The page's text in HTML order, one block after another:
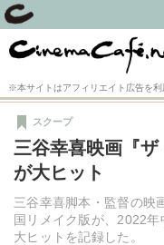
※本サイトはアフィリエイト広告を利
三谷幸喜映画『
が大ヒット
三谷幸喜脚本・監督の映
国リメイク版が、2022
大ヒットを記録した。
スクープ